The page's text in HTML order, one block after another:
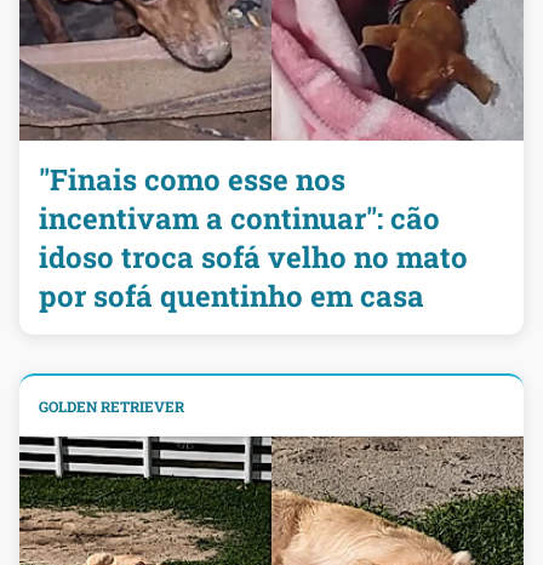
"Finais como esse nos
incentivam a continuar": cão
idoso troca sofá velho no mato
por sofá quentinho em casa
GOLDEN RETRIEVER